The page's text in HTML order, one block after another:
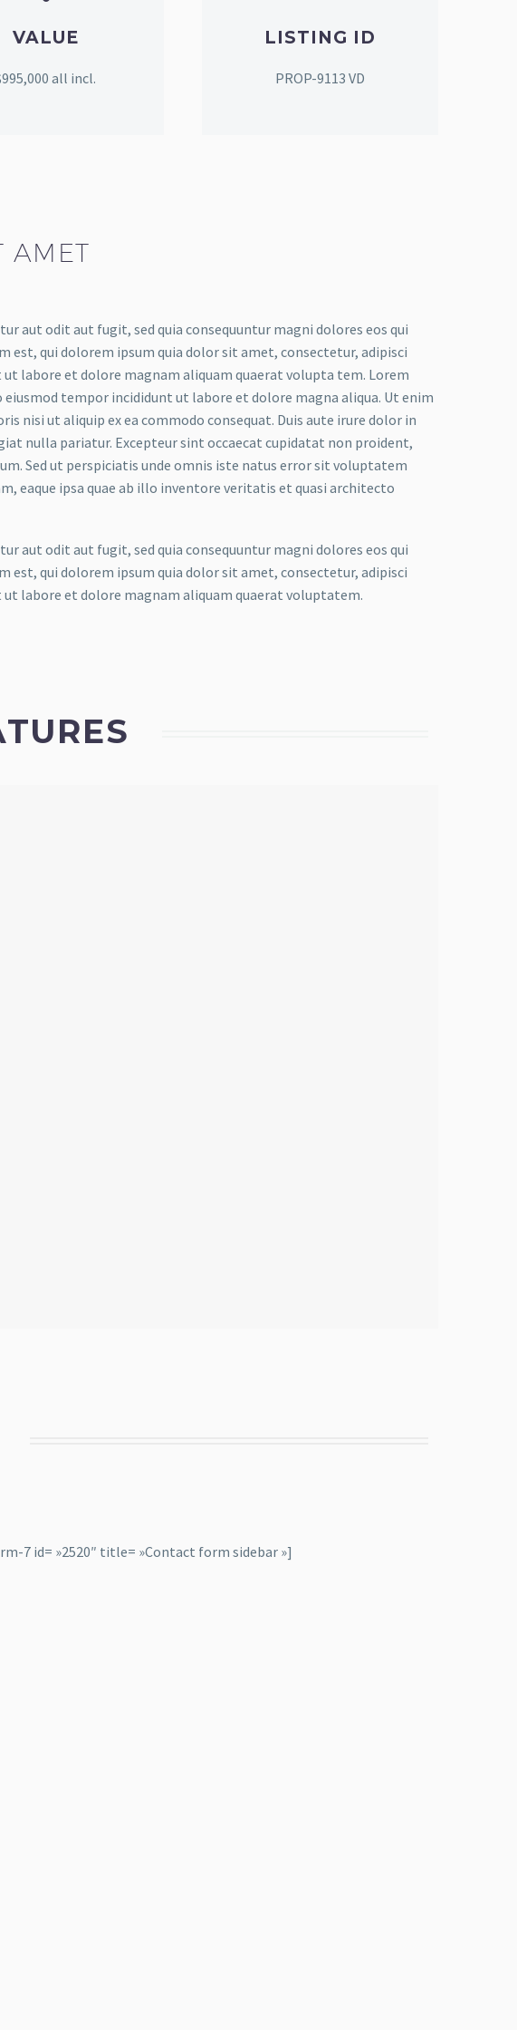
VALUE
all incl.
LISTING ID
PROP-9113 VD
AMET
aut odit aut fugit, sed quia consequuntur magni dolores eos qui
est, qui dolorem ipsum quia dolor sit amet, consectetur, adipisci
labore et dolore magnam aliquam quaerat volupta tem. Lorem
tempor incididunt ut labore et dolore magna aliqua. Ut enim
nisi ut aliquip ex ea commodo consequat. Duis aute irure dolor in
nulla pariatur. Excepteur sint occaecat cupidatat non proident,
Sed ut perspiciatis unde omnis iste natus error sit voluptatem
eaque ipsa quae ab illo inventore veritatis et quasi architecto
aut odit aut fugit, sed quia consequuntur magni dolores eos qui
est, qui dolorem ipsum quia dolor sit amet, consectetur, adipisci
labore et dolore magnam aliquam quaerat voluptatem.
7 id= »2520″ title= »Contact form sidebar »]